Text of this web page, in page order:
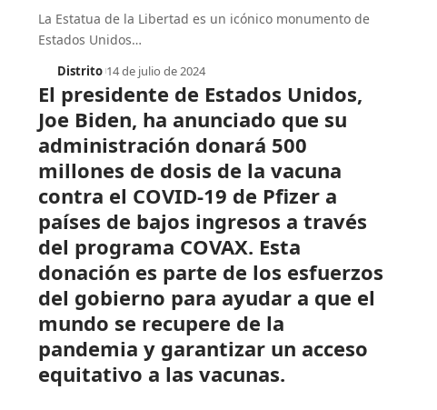
La Estatua de la Libertad es un icónico monumento de
Estados Unidos…
Distrito 14 de julio de 2024
El presidente de Estados Unidos,
Joe Biden, ha anunciado que su
administración donará 500
millones de dosis de la vacuna
contra el COVID-19 de Pfizer a
países de bajos ingresos a través
del programa COVAX. Esta
donación es parte de los esfuerzos
del gobierno para ayudar a que el
mundo se recupere de la
pandemia y garantizar un acceso
equitativo a las vacunas.